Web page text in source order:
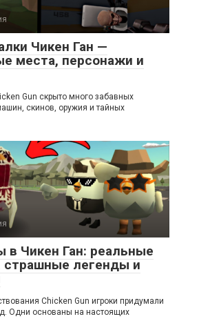
Чикен Ган —
места, персонажи и
Gun скрыто много забавных
скинов, оружия и тайных
в Чикен Ган: реальные
страшные легенды и
Chicken Gun игроки придумали
Одни основаны на настоящих